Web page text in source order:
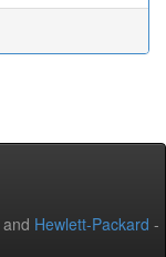
and Hewlett-Packard -